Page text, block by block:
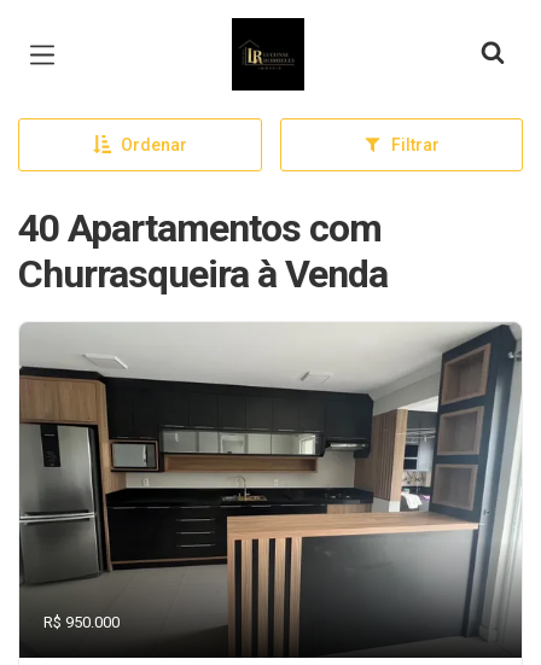
Página inicial
Ordenar Filtrar
40 Apartamentos com
Churrasqueira à Venda
R$ 950.000